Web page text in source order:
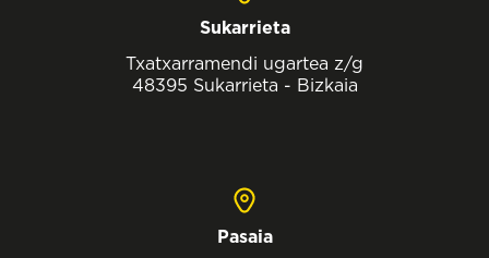
Sukarrieta
Txatxarramendi ugartea z/g
48395 Sukarrieta - Bizkaia
Pasaia